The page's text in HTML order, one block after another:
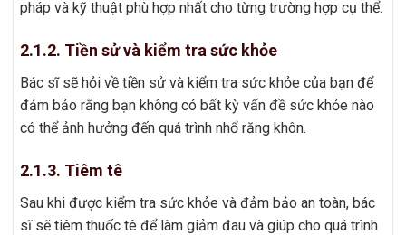
pháp và kỹ thuật phù hợp nhất cho từng trường hợp cụ thể.
2.1.2. Tiền sử và kiểm tra sức khỏe
Bác sĩ sẽ hỏi về tiền sử và kiểm tra sức khỏe của bạn để
đảm bảo rằng bạn không có bất kỳ vấn đề sức khỏe nào
có thể ảnh hưởng đến quá trình nhổ răng khôn.
2.1.3. Tiêm tê
Sau khi được kiểm tra sức khỏe và đảm bảo an toàn, bác
sĩ sẽ tiêm thuốc tê để làm giảm đau và giúp cho quá trình